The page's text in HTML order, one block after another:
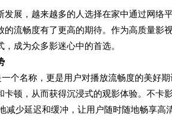
发展，越来越多的人选择在家中通过网
的流畅度有了更高的期待。作为高质量影
成为众多影迷心中的首选。
一个名称，更是用户对播放流畅度的美好
卡顿，从而获得沉浸式的观影体验。不卡
减少延迟和缓冲，让用户随时随地畅享高